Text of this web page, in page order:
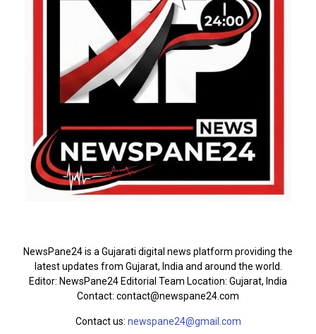
NewsPane24 is a Gujarati digital news platform providing the
latest updates from Gujarat, India and around the world.
Editor: NewsPane24 Editorial Team Location: Gujarat, India
Contact: contact@newspane24.com
Contact us: newspane24@gmail.com